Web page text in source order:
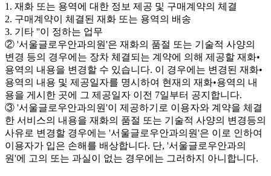
1. 재화 또는 용역에 대한 정보 제공 및 구매계약의 체결
2. 구매계약이 체결된 재화 또는 용역의 배송
3. 기타 ''이 정하는 업무
② '서울글로우안과의원'은 재화의 품절 또는 기술적 사양의
변경 등의 경우에는 장차 체결되는 계약에 의해 제공할 재화•
용역의 내용을 변경할 수 있습니다. 이 경우에는 변경된 재화•
용역의 내용 및 제공일자를 명시하여 현재의 재화•용역의 내
용을 게시한 곳에 그 제공일자 이전 7일부터 공지합니다.
③ '서울글로우안과의원'이 제공하기로 이용자와 계약을 체결
한 서비스의 내용을 재화의 품절 또는 기술적 사양의 변경등의
사유로 변경할 경우에는 '서울글로우안과의원'은 이로 인하여
이용자가 입은 손해를 배상합니다. 단, '서울글로우안과의
원'에 고의 또는 과실이 없는 경우에는 그러하지 아니합니다.